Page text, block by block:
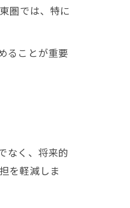
圏では、特に
ることが重要
なく、将来的
を軽減しま